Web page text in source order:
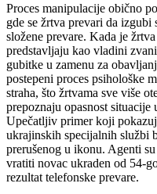
Proces manipulacije obično
gde se žrtva prevari da
složene prevare. Kada je
predstavljaju kao vladini
gubitke u zamenu za
postepeni proces psihološke
straha, što žrtvama sve više
prepoznaju opasnost situacije
Upečatljiv primer koji
ukrajinskih specijalnih službi
prerušenog u ikonu. Agenti
vratiti novac ukraden od 54-
rezultat telefonske prevare.